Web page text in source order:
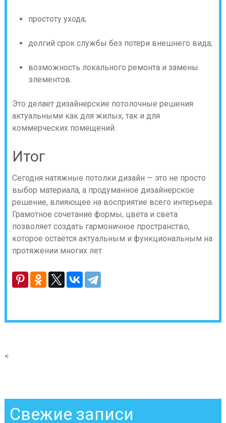
простоту ухода;
долгий срок службы без потери внешнего вида;
возможность локального ремонта и замены
элементов.
Это делает дизайнерские потолочные решения
актуальными как для жилых, так и для
коммерческих помещений.
Итог
Сегодня натяжные потолки дизайн — это не просто
выбор материала, а продуманное дизайнерское
решение, влияющее на восприятие всего интерьера.
Грамотное сочетание формы, цвета и света
позволяет создать гармоничное пространство,
которое остаётся актуальным и функциональным на
протяжении многих лет.
<
Свежие записи